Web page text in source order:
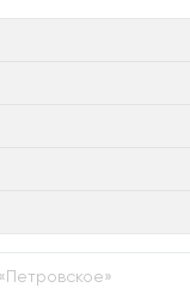
«Петровское»